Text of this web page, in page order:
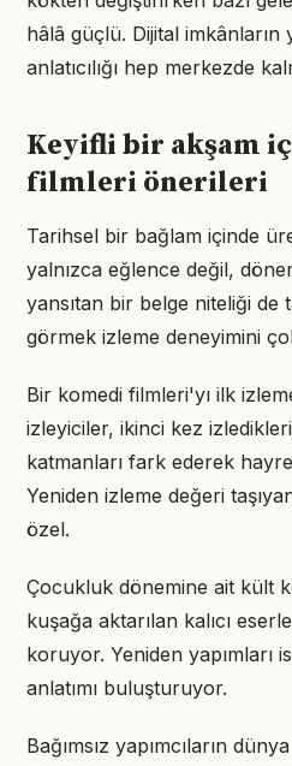
hâlâ güçlü. Dijital imkânların
anlatıcılığı hep merkezde
Keyifli bir akşam
filmleri önerileri
Tarihsel bir bağlam içinde
yalnızca eğlence değil,
yansıtan bir belge niteliği de
görmek izleme deneyimini
Bir komedi filmleri'yı ilk
izleyiciler, ikinci kez
katmanları fark ederek
Yeniden izleme değeri
özel.
Çocukluk dönemine ait kült
kuşağa aktarılan kalıcı
koruyor. Yeniden yapımları
anlatımı buluşturuyor.
Bağımsız yapımcıların